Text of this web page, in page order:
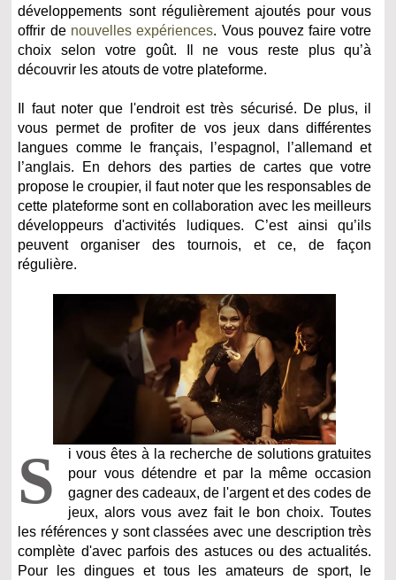
développements sont régulièrement ajoutés pour vous
offrir de nouvelles expériences. Vous pouvez faire votre
choix selon votre goût. Il ne vous reste plus qu’à
découvrir les atouts de votre plateforme.
Il faut noter que l'endroit est très sécurisé. De plus, il
vous permet de profiter de vos jeux dans différentes
langues comme le français, l’espagnol, l’allemand et
l’anglais. En dehors des parties de cartes que votre
propose le croupier, il faut noter que les responsables de
cette plateforme sont en collaboration avec les meilleurs
développeurs d'activités ludiques. C’est ainsi qu’ils
peuvent organiser des tournois, et ce, de façon
régulière.
S
i vous êtes à la recherche de solutions gratuites
pour vous détendre et par la même occasion
gagner des cadeaux, de l'argent et des codes de
jeux, alors vous avez fait le bon choix. Toutes
les références y sont classées avec une description très
complète d'avec parfois des astuces ou des actualités.
Pour les dingues et tous les amateurs de sport, le